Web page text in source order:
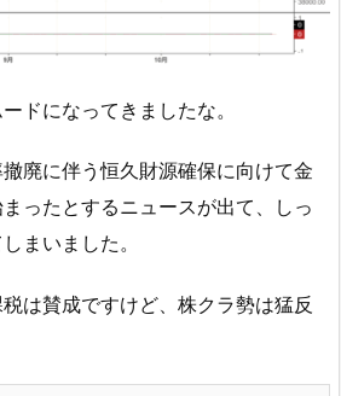
ドになってきましたな。
廃に伴う恒久財源確保に向けて金
ったとするニュースが出て、しっ
まいました。
は賛成ですけど、株クラ勢は猛反